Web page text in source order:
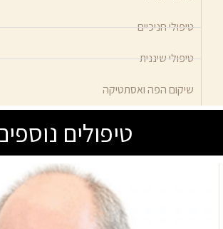
טיפולי חניכיים
טיפולי שיננית
שיקום הפה ואסתטיקה
טיפולים